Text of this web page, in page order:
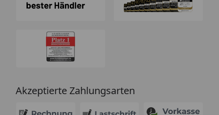
Akzeptierte Zahlungsarten